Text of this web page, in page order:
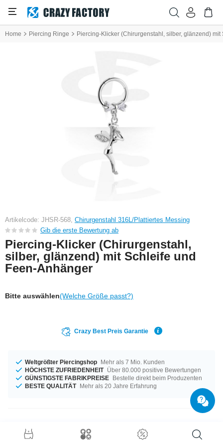
Home Piercing Ringe Piercing-Klicker (Chirurgenstahl, silber, glänzend)
Artikelcode: JHSR-568, Chirurgenstahl 316L/Plattiertes Messing
Gib die erste Bewertung ab
Piercing-Klicker (Chirurgenstahl,
silber, glänzend) mit Schleife und
Feen-Anhänger
Bitte auswählen(Welche Größe passt?)
Crazy Best Preis Garantie
Weltgrößter Piercingshop Mehr als 7 Mio. Kunden
HÖCHSTE ZUFRIEDENHEIT Über 80.000 positive Bewertungen
GÜNSTIGSTE FABRIKPREISE Bestelle direkt beim Produzenten
BESTE QUALITÄT Mehr als 20 Jahre Erfahrung
Produktdetails